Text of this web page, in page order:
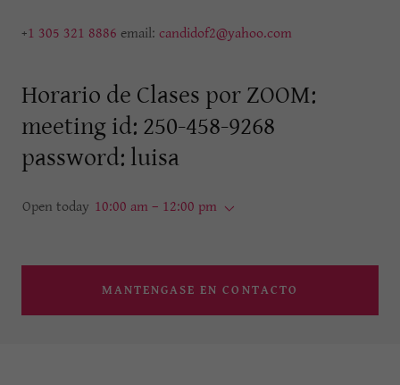
+1 305 321 8886 email: candidof2@yahoo.com
Horario de Clases por ZOOM:
meeting id: 250-458-9268
password: luisa
Open today 10:00 am – 12:00 pm
MANTENGASE EN CONTACTO